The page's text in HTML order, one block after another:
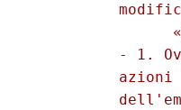
- 1.
azioni